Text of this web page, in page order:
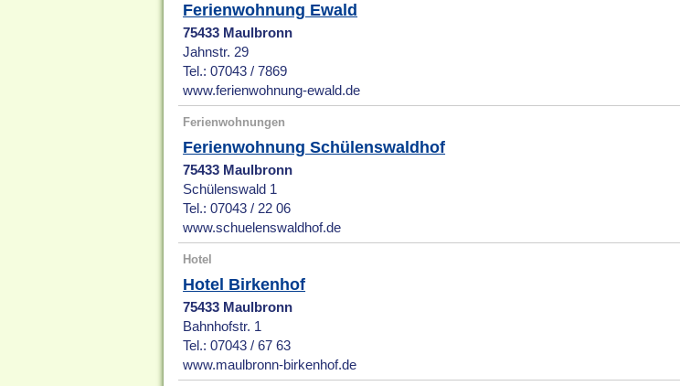
Ferienwohnung Ewald
75433 Maulbronn
Jahnstr. 29
Tel.: 07043 / 7869
www.ferienwohnung-ewald.de
Ferienwohnungen
Ferienwohnung Schülenswaldhof
75433 Maulbronn
Schülenswald 1
Tel.: 07043 / 22 06
www.schuelenswaldhof.de
Hotel
Hotel Birkenhof
75433 Maulbronn
Bahnhofstr. 1
Tel.: 07043 / 67 63
www.maulbronn-birkenhof.de